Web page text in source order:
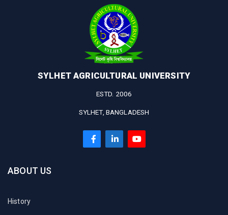
SYLHET AGRICULTURAL UNIVERSITY
ESTD. 2006
SYLHET, BANGLADESH
ABOUT US
History